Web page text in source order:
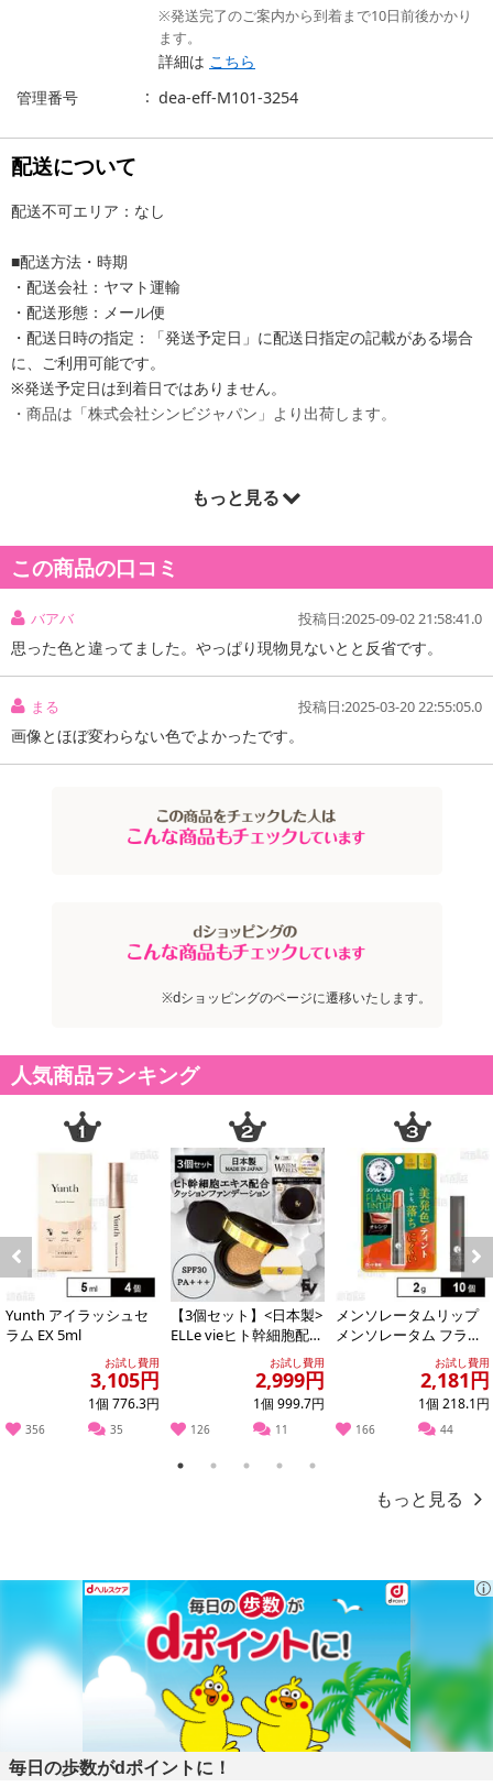
※発送完了のご案内から到着まで10日前後かかり
ます。
詳細は こちら
管理番号
dea-eff-M101-3254
配送について
配送不可エリア：なし
■配送方法・時期
・配送会社：ヤマト運輸
・配送形態：メール便
・配送日時の指定：「発送予定日」に配送日指定の記載がある場合
に、ご利用可能です。
※発送予定日は到着日ではありません。
・商品は「株式会社シンビジャパン」より出荷します。
ひと塗りで唇の上でとろけるように伸びていくテクスチャーと、大
胆でセンシブルな10色の高発色マットリップスティック
カラー：ベイリー Bailey
暖かな秋ミュート系のソフトベージュ
point 1.
外はさらさら中はしっとり
羽毛のように軽くやわらかなテクスチャーで高級感あるマットな唇
に
point 2.
しわに入り込まずしっとり仕上げ
植物性保湿成分配合で乾燥と皮むけを長時間防ぎ、唇をあたたかに
包み込むようなつけ心地
・原産国（最終加工地）：韓国
・原材料/材質/素材：
リンゴ酸ジイソステアリル、酸化チタン、炭酸ジエチルヘキシ
ル、ラウリン酸イソアミル、イソエイコサン、イソノナン酸イソノ
ニル、ヒドロキシステアリン酸エチルヘキシル、炭酸Ca、ジメチコ
ン、（ジフェニルジメチコン／ビニルジフェニルジメチコン／シル
セスキオキサン）クロスポリマー、（ビニルジメチコン／メチコン
もっと見る
この商品の口コミ
バアバ 投稿日:2025-09-02 21:58:41.0
思った色と違ってました。やっぱり現物見ないとと反省です。
まる 投稿日:2025-03-20 22:55:05.0
画像とほぼ変わらない色でよかったです。
※dショッピングのページに遷移いたします。
人気商品ランキング
Previous
Yunth アイラッシュセ
ラム EX 5ml
お試し費用
3,105円
1個 776.3円
356 35
【3個セット】<日本製>
ELLe vieヒト幹細胞配合
クッションファンデー
お試し費用
2,999円
1個 999.7円
126 11
メンソレータムリップ
メンソレータム フラッ
シュティントリップ オ
お試し費用
2,181円
1個 218.1円
166 44
Next
1 2 3 4 5
もっと見る
毎日の歩数がdポイントに！